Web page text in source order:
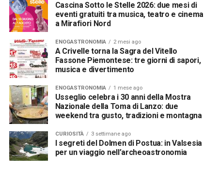
Cascina Sotto le Stelle 2026: due mesi di
eventi gratuiti tra musica, teatro e cinema
a Mirafiori Nord
ENOGASTRONOMIA 2 mesi ago
A Crivelle torna la Sagra del Vitello
Fassone Piemontese: tre giorni di sapori,
musica e divertimento
ENOGASTRONOMIA 1 mese ago
Usseglio celebra i 30 anni della Mostra
Nazionale della Toma di Lanzo: due
weekend tra gusto, tradizioni e montagna
CURIOSITÀ 3 settimane ago
I segreti del Dolmen di Postua: in Valsesia
per un viaggio nell’archeoastronomia